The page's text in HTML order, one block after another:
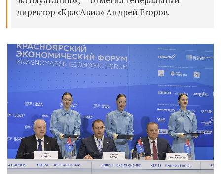
директор «КрасАвиа» Андрей Егоров.